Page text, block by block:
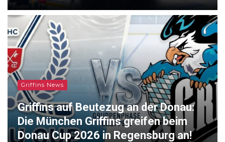
Griffins News
Griffins auf Beutezug an der Donau:
Die München Griffins greifen beim
Donau Cup 2026 in Regensburg an!